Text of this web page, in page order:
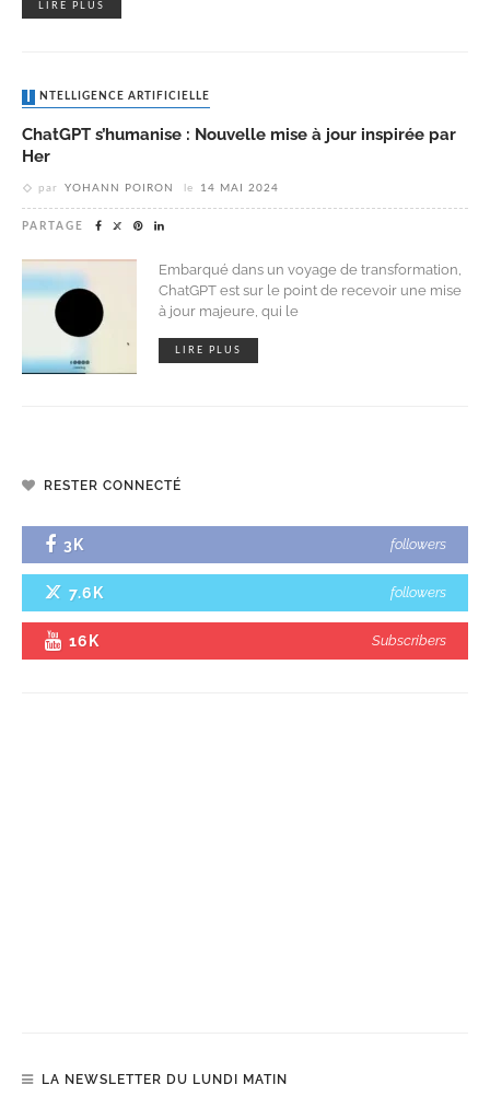
LIRE PLUS
INTELLIGENCE ARTIFICIELLE
ChatGPT s’humanise : Nouvelle mise à jour inspirée par
Her
par YOHANN POIRON le 14 MAI 2024
PARTAGE
Embarqué dans un voyage de transformation,
ChatGPT est sur le point de recevoir une mise
à jour majeure, qui le
LIRE PLUS
RESTER CONNECTÉ
3K followers
7.6K followers
16K Subscribers
LA NEWSLETTER DU LUNDI MATIN